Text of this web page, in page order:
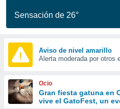
calidad.
a este
las
y
forma
digital
basada
Sensación de 26°
Aviso de nivel amarillo
Alerta moderada por otros
Ocio
Gran fiesta gatuna en
vive el GatoFest, un